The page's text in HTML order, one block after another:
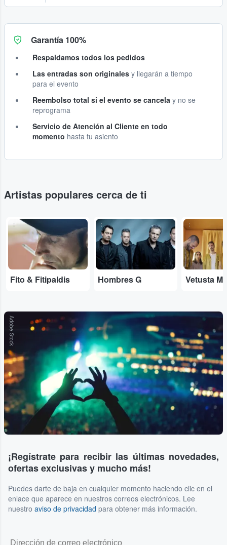
Garantía 100%
Respaldamos todos los pedidos
Las entradas son originales y llegarán a tiempo
para el evento
Reembolso total si el evento se cancela y no se
reprograma
Servicio de Atención al Cliente en todo
momento hasta tu asiento
Artistas populares cerca de ti
...
Fito & Fitipaldis
...
Hombres G
...
Vetusta
Adobe Stock
¡Regístrate para recibir las últimas novedades,
ofertas exclusivas y mucho más!
Puedes darte de baja en cualquier momento haciendo clic en el
enlace que aparece en nuestros correos electrónicos. Lee
nuestro aviso de privacidad para obtener más información.